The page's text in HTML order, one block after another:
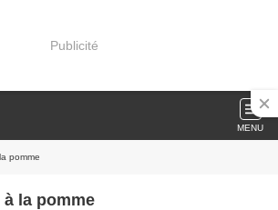
Publicité
MENU
pomme
la pomme